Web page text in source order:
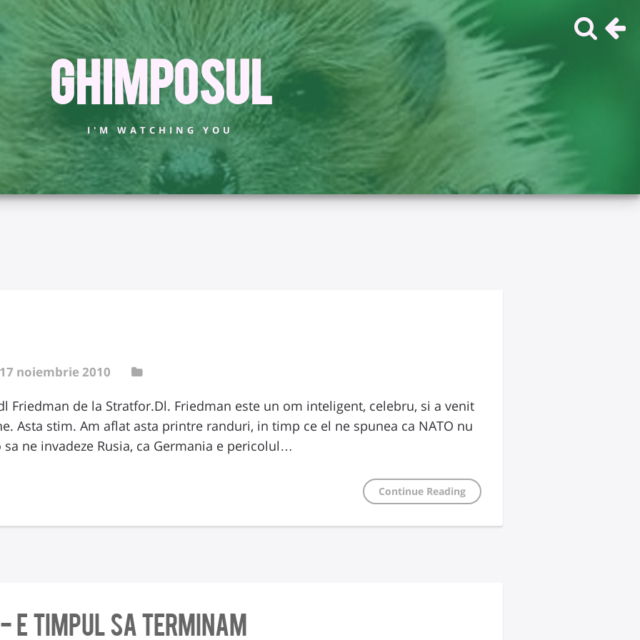
Ghimposul
I'M WATCHING YOU
17 noiembrie 2010
Friedman de la Stratfor.Dl. Friedman este un om inteligent, celebru, si a venit
Asta stim. Am aflat asta printre randuri, in timp ce el ne spunea ca NATO nu
ne invadeze Rusia, ca Germania e pericolul…
Continue Reading
timpul sa terminam